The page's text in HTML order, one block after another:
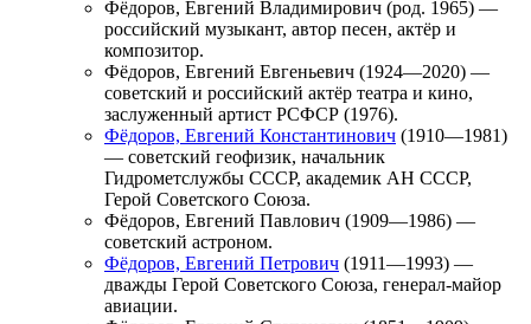
Фёдоров, Евгений Владимирович (род. 1965) —
российский музыкант, автор песен, актёр и
композитор.
Фёдоров, Евгений Евгеньевич (1924—2020) —
советский и российский актёр театра и кино,
заслуженный артист РСФСР (1976).
Фёдоров, Евгений Константинович (1910—1981)
— советский геофизик, начальник
Гидрометслужбы СССР, академик АН СССР,
Герой Советского Союза.
Фёдоров, Евгений Павлович (1909—1986) —
советский астроном.
Фёдоров, Евгений Петрович (1911—1993) —
дважды Герой Советского Союза, генерал-майор
авиации.